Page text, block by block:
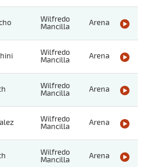
Wilfredo
Mancilla
Arena
Wilfredo
Mancilla
Arena
Wilfredo
Mancilla
Arena
Wilfredo
Mancilla
Arena
Wilfredo
Mancilla
Arena